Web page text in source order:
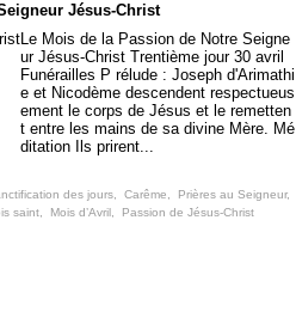
Jésus-Christ
Le Mois de la Passion de Notre Seigne
ur Jésus-Christ Trentième jour 30 avril
Funérailles P rélude : Joseph d'Arimathi
e et Nicodème descendent respectueus
ement le corps de Jésus et le remetten
t entre les mains de sa divine Mère. Mé
ditation Ils prirent...
des jours Carême Prières au Seigneur,
saint Mois d’Avril Passion de Jésus-Christ